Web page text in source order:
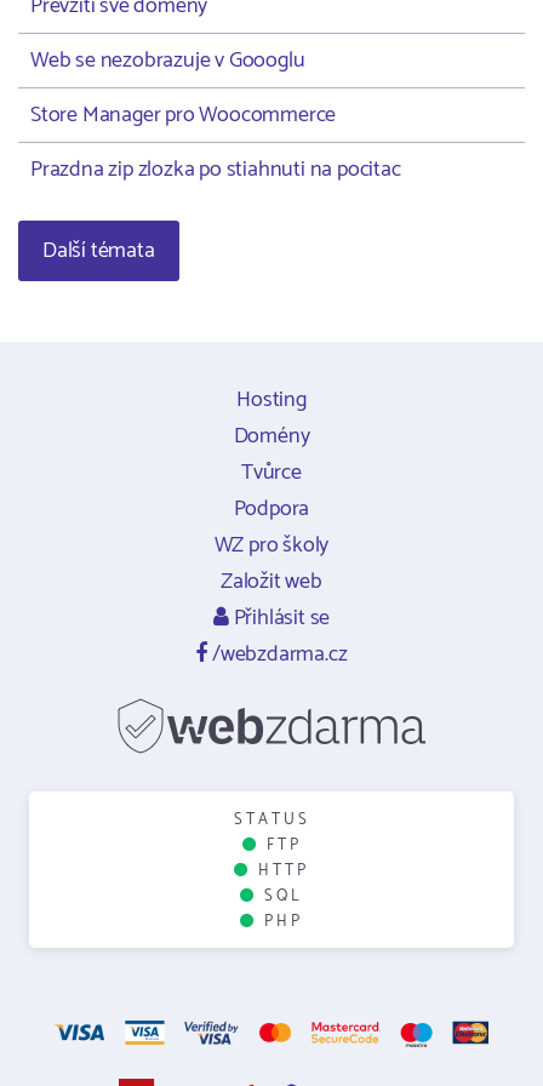
Web se nezobrazuje v Goooglu
Store Manager pro Woocommerce
Prazdna zip zlozka po stiahnuti na pocitac
Další témata
Hosting
Domény
Tvůrce
Podpora
WZ pro školy
Založit web
Přihlásit se
/webzdarma.cz
STATUS
FTP
HTTP
SQL
PHP